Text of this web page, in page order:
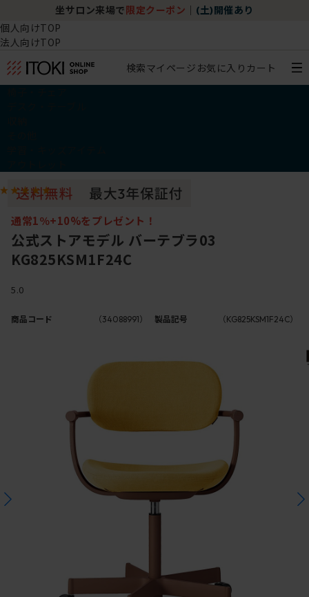
坐サロン来場で 限定クーポン (土)開催あり
個人向けTOP
法人向けTOP
検索マイページ お気に入り カート
通常1％+10%をプレゼント！
公式ストアモデル バーテブラ03
KG825KSM1F24C
5.0
商品コード （34088991） 製品記号 （KG825KSM1F24C）